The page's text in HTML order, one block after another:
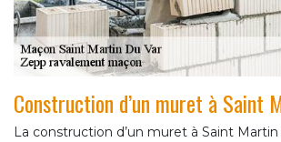
Construction d’un muret à Saint
La construction d’un muret à Saint